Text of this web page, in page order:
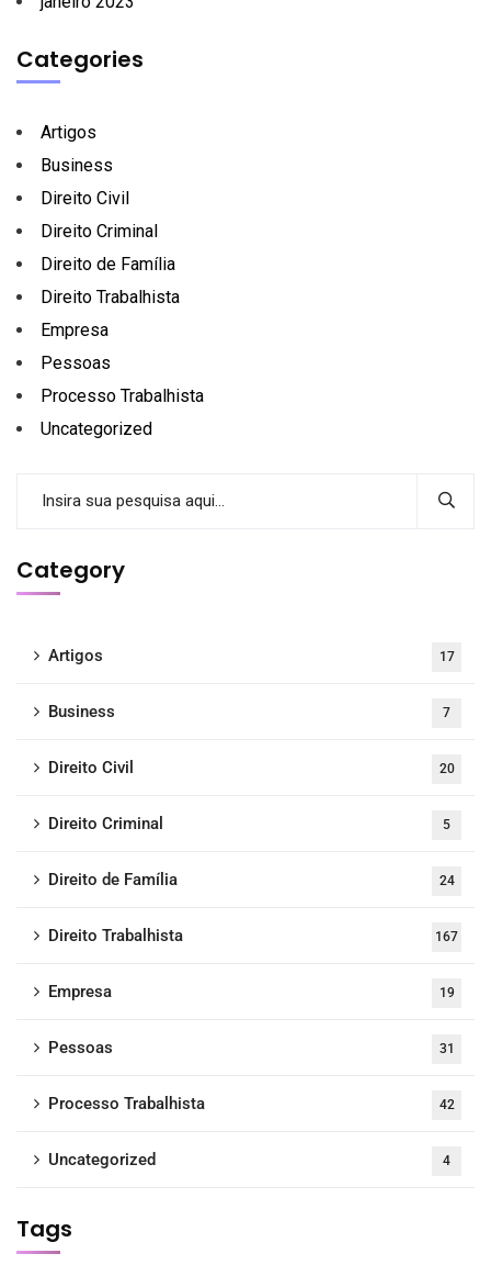
Categories
Artigos
Business
Direito Civil
Direito Criminal
Direito de Família
Direito Trabalhista
Empresa
Pessoas
Processo Trabalhista
Uncategorized
Category
Artigos 17
Business 7
Direito Civil 20
Direito Criminal 5
Direito de Família 24
Direito Trabalhista 167
Empresa 19
Pessoas 31
Processo Trabalhista 42
Uncategorized 4
Tags